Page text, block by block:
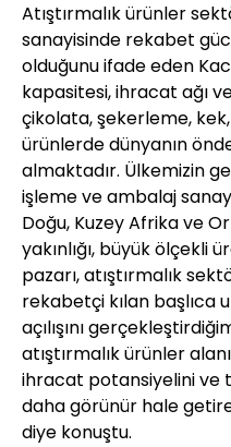
Atıştırmalık ürünler
sanayisinde rekabet
olduğunu ifade eden
kapasitesi, ihracat ağı
çikolata, şekerleme,
ürünlerde dünyanın
almaktadır. Ülkemizin
işleme ve ambalaj
Doğu, Kuzey Afrika ve
yakınlığı, büyük ölçekli
pazarı, atıştırmalık
rekabetçi kılan başlıca
açılışını
atıştırmalık ürünler
ihracat potansiyelini ve
daha görünür hale
diye konuştu.